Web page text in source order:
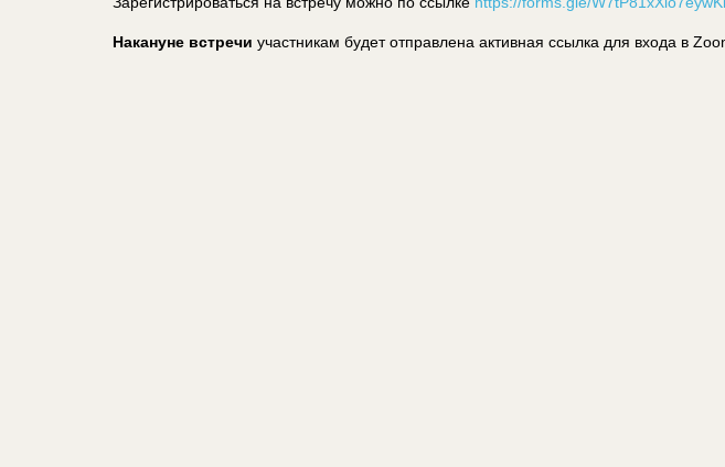
Накануне встречи участникам будет отправлена активная ссылка для входа в